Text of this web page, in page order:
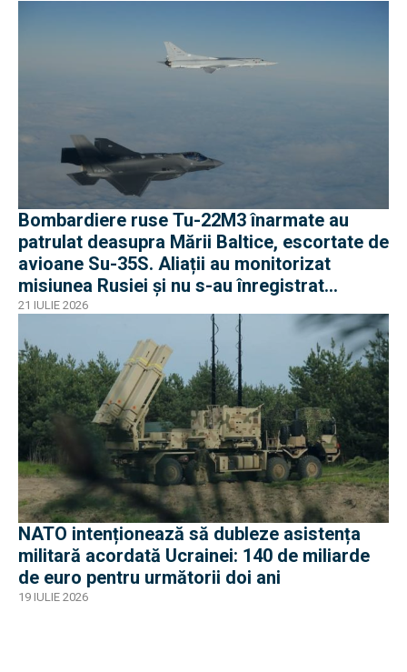
Bombardiere ruse Tu-22M3 înarmate au
patrulat deasupra Mării Baltice, escortate de
avioane Su-35S. Aliații au monitorizat
misiunea Rusiei și nu s-au înregistrat
incidente
21 IULIE 2026
NATO intenționează să dubleze asistența
militară acordată Ucrainei: 140 de miliarde
de euro pentru următorii doi ani
19 IULIE 2026